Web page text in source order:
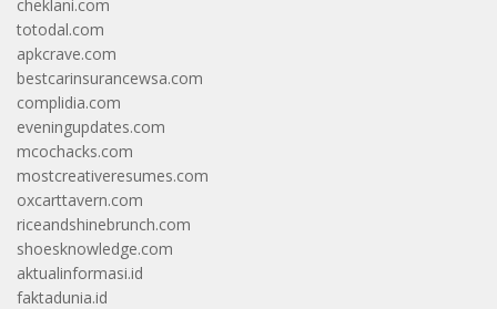
cheklani.com
totodal.com
apkcrave.com
bestcarinsurancewsa.com
complidia.com
eveningupdates.com
mcochacks.com
mostcreativeresumes.com
oxcarttavern.com
riceandshinebrunch.com
shoesknowledge.com
aktualinformasi.id
faktadunia.id